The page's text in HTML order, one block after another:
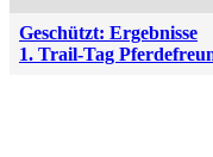
Geschützt: Ergebnisse
1. Trail-Tag